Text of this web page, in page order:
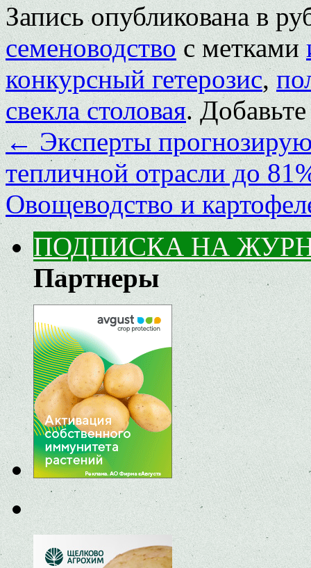
Запись опубликована в
семеноводствос метками
конкурсный гетерозис,
свекла столовая.
←Эксперты
тепличной отрасли до
Овощеводство и
ПОДПИСКА НА
Партнеры